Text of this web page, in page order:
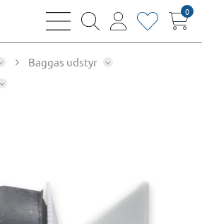
bars
magnifying
user
heart0
Baggas udstyr